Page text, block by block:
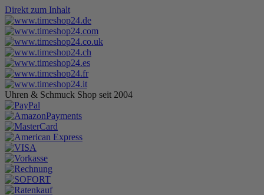
Direkt zum Inhalt
Uhren & Schmuck Shop seit 2004